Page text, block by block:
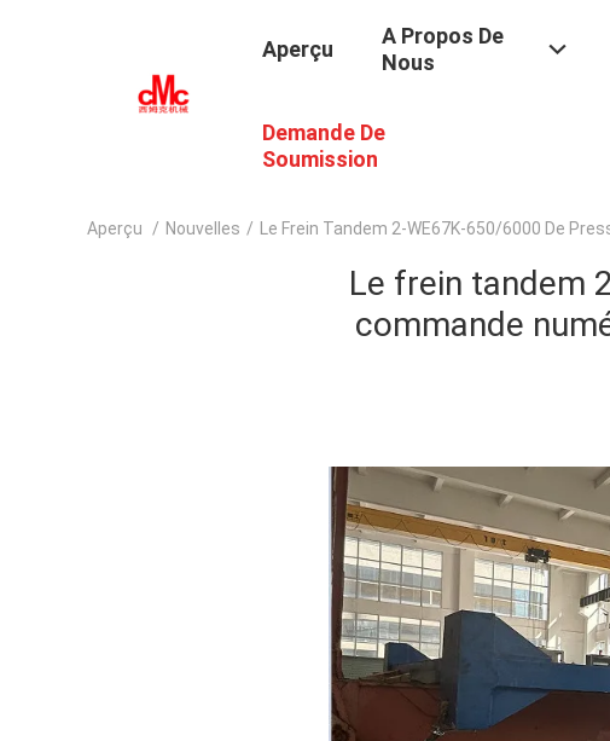
Aperçu
A Propos De
Nous
Demande De
Soumission
Aperçu / Nouvelles / Le Frein Tandem 2-WE67K-650/6000 De
Le frein tandem
commande